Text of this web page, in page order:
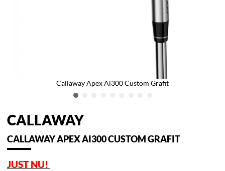
Callaway Apex Ai300 Custom Grafit
CALLAWAY
CALLAWAY APEX AI300 CUSTOM GRAFIT
JUST NU!